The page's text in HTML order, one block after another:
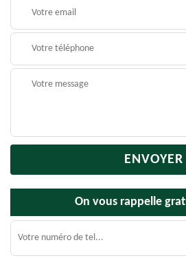
On vous rappelle